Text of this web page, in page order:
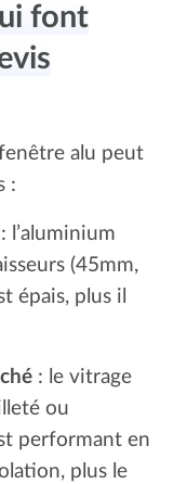
font
alu peut
:
: l’aluminium
(45mm,
épais, plus il
: le vitrage
ou
performant en
plus le